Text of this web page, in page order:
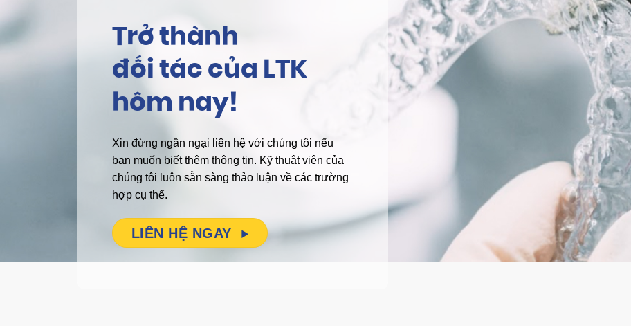
Trở thành
đối tác của LTK
hôm nay!
Xin đừng ngần ngại liên hệ với chúng tôi nếu
bạn muốn biết thêm thông tin. Kỹ thuật viên của
chúng tôi luôn sẵn sàng thảo luận về các trường
hợp cụ thể.
LIÊN HỆ NGAY